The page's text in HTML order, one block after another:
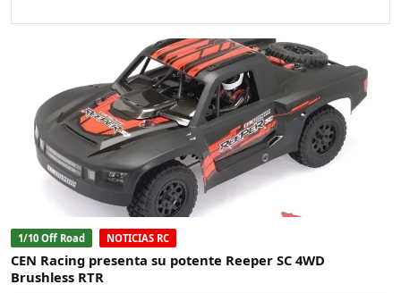
1/10 Off Road NOTICIAS RC
CEN Racing presenta su potente Reeper SC 4WD
Brushless RTR